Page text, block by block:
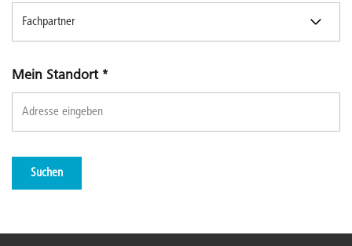
Mein Standort *
Suchen